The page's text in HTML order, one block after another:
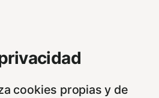
cookies propias y de